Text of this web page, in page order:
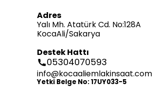
Adres
Yalı Mh. Atatürk Cd. No:128A
KocaAli/Sakarya
Destek Hattı
05304070593
info@kocaaliemlakinsaat.com
Yetki Belge No: 17UY033-5